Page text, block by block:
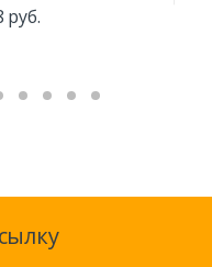
руб.